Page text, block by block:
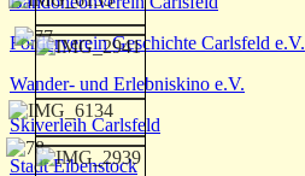
Förderverein Geschichte Carlsfeld e.V.
Wander- und Erlebniskino e.V.
Skiverleih Carlsfeld
Stadt Eibenstock